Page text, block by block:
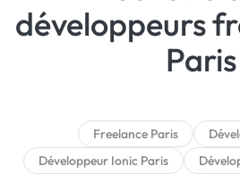
développeurs
Paris
Freelance Paris
Développeur Ionic Paris